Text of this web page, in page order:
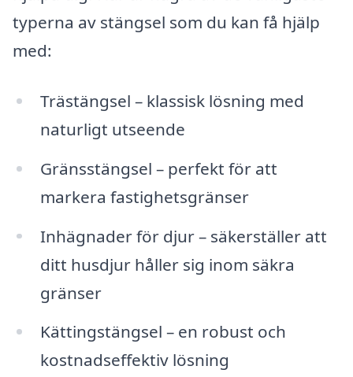
typerna av stängsel som du kan få hjälp
med:
Trästängsel – klassisk lösning med
naturligt utseende
Gränsstängsel – perfekt för att
markera fastighetsgränser
Inhägnader för djur – säkerställer att
ditt husdjur håller sig inom säkra
gränser
Kättingstängsel – en robust och
kostnadseffektiv lösning